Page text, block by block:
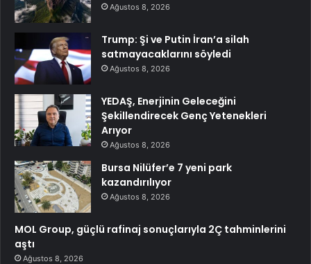
Ağustos 8, 2026
Trump: Şi ve Putin İran’a silah
satmayacaklarını söyledi
Ağustos 8, 2026
YEDAŞ, Enerjinin Geleceğini
Şekillendirecek Genç Yetenekleri
Arıyor
Ağustos 8, 2026
Bursa Nilüfer’e 7 yeni park
kazandırılıyor
Ağustos 8, 2026
MOL Group, güçlü rafinaj sonuçlarıyla 2Ç tahminlerini
aştı
Ağustos 8, 2026